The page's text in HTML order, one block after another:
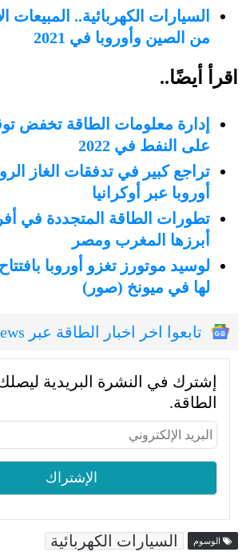
السيارات الكهربائية.. المبيعات
من الصين وأوروبا في 2021
اقرأ أيضًا..
إدارة معلومات الطاقة تخفض
على النفط في 2022
تراجع كبير في تدفقات الغاز
أوروبا عبر أوكرانيا
أبرزها المغرب ومصر
لوسيد موتورز تغزو أوروبا
لها في ميونخ (صور)
تابعوا اخر اخبار الطاقة عبر Google News
إشترك في النشرة البريدية ليصلك
الطاقة.
الوسوم
السيارات الكهربائية